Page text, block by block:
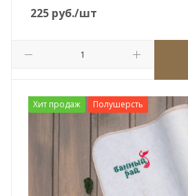
225 руб./шт
Хит продаж Полушерсть